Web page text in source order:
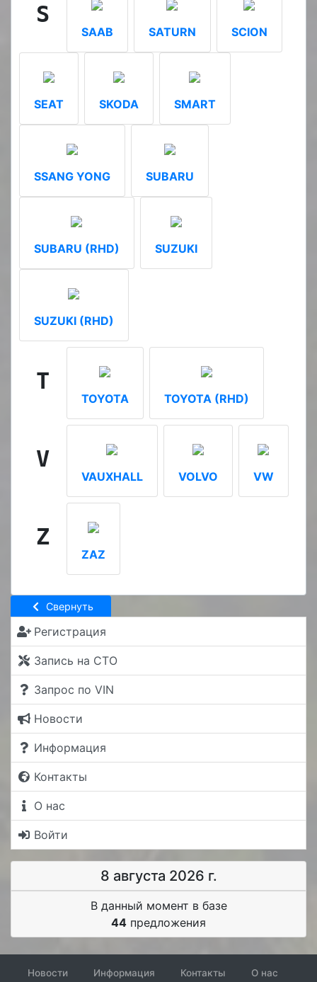
Свернуть
Регистрация
Запись на СТО
Запрос по VIN
Новости
Информация
Контакты
О нас
Войти
8 августа 2026 г.
В данный момент в базе
44 предложения
S
SAAB SATURN SCION
SEAT SKODA SMART
SSANG YONG SUBARU
SUBARU (RHD) SUZUKI
SUZUKI (RHD)
T
TOYOTA TOYOTA (RHD)
V
VAUXHALL VOLVO VW
Z
ZAZ
Новости Информация Контакты О нас